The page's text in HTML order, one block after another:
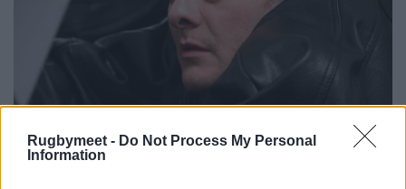
Rugbymeet - Do Not Process My Personal
Information